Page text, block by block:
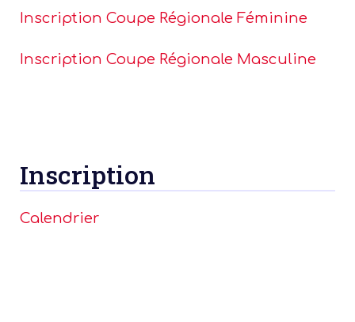
Inscription Coupe Régionale Féminine
Inscription Coupe Régionale Masculine
Inscription
Calendrier